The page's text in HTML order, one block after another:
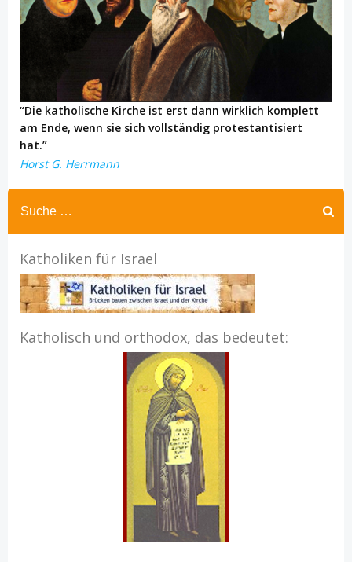
“Die katholische Kirche ist erst dann wirklich komplett
am Ende, wenn sie sich vollständig protestantisiert
hat.”
Horst G. Herrmann
Katholiken für Israel
Katholisch und orthodox, das bedeutet: